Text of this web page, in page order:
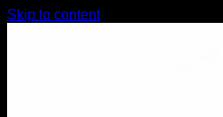
Skip to content